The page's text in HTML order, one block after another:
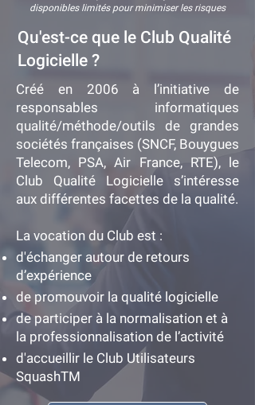
disponibles limités pour minimiser les risques
Qu'est-ce que le Club Qualité
Logicielle ?
Créé en 2006 à l’initiative de
responsables informatiques
qualité/méthode/outils de grandes
sociétés françaises (SNCF, Bouygues
Telecom, PSA, Air France, RTE), le
Club Qualité Logicielle s’intéresse
aux différentes facettes de la qualité.
La vocation du Club est :
d'échanger autour de retours
d’expérience
de promouvoir la qualité logicielle
de participer à la normalisation et à
la professionnalisation de l’activité
d'accueillir le Club Utilisateurs
SquashTM